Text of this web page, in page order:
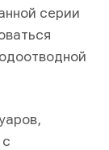
серии